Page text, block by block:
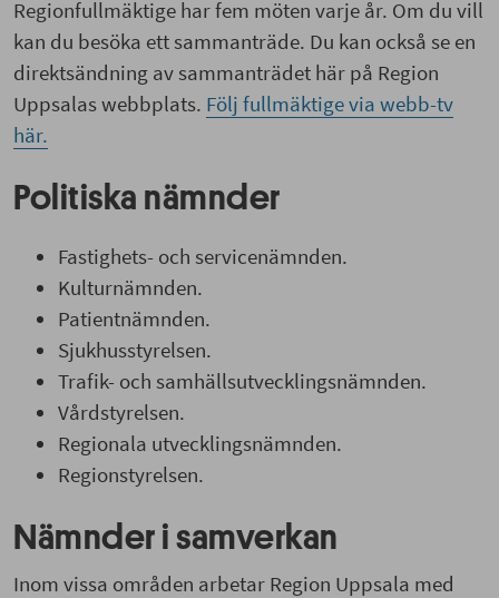
Regionfullmäktige har fem möten varje år. Om du vill
kan du besöka ett sammanträde. Du kan också se en
direktsändning av sammanträdet här på Region
Uppsalas webbplats. Följ fullmäktige via webb-tv
här.
Politiska nämnder
Fastighets- och servicenämnden.
Kulturnämnden.
Patientnämnden.
Sjukhusstyrelsen.
Trafik- och samhällsutvecklingsnämnden.
Vårdstyrelsen.
Regionala utvecklingsnämnden.
Regionstyrelsen.
Nämnder i samverkan
Inom vissa områden arbetar Region Uppsala med